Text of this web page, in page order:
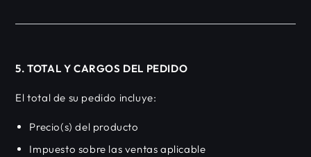
5. TOTAL Y CARGOS DEL PEDIDO
El total de su pedido incluye:
Precio(s) del producto
Impuesto sobre las ventas aplicable